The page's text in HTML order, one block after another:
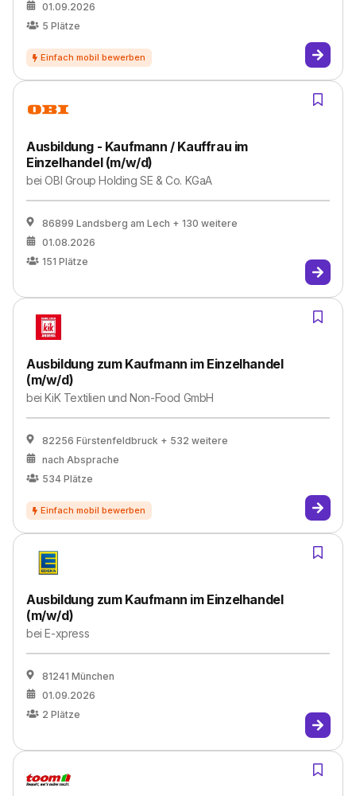
01.09.2026
5 Plätze
Ausbildung - Kaufmann / Kauffrau im
Einzelhandel (m/w/d)
beiOBI Group Holding SE & Co. KGaA
86899 Landsberg am Lech + 130 weitere
01.08.2026
151 Plätze
Ausbildung zum Kaufmann im Einzelhandel
(m/w/d)
beiKiK Textilien und Non-Food GmbH
82256 Fürstenfeldbruck + 532 weitere
nach Absprache
534 Plätze
Ausbildung zum Kaufmann im Einzelhandel
(m/w/d)
beiE-xpress
81241 München
01.09.2026
2 Plätze